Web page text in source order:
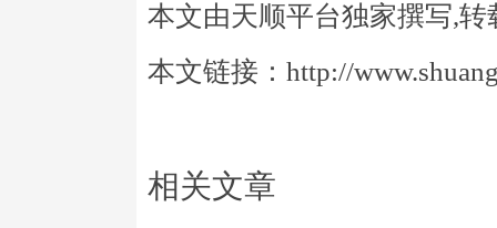
本文由天顺平台独家撰写,转
本文链接：http://
相关文章